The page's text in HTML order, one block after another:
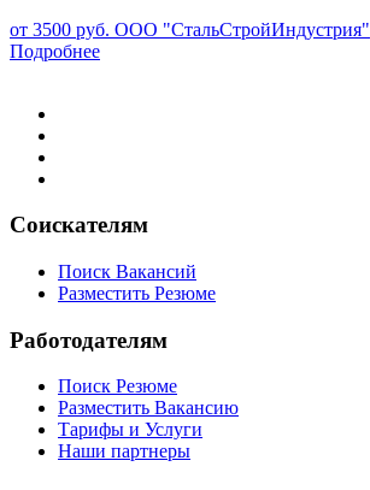
от 3500 руб. ООО "СтальСтройИндустрия"
Подробнее
Соискателям
Поиск Вакансий
Разместить Резюме
Работодателям
Поиск Резюме
Разместить Вакансию
Тарифы и Услуги
Наши партнеры